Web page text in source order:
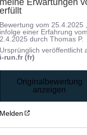
meine Erwartungen
erfüllt
Bewertung vom25.4.2025
infolge einer Erfahrung
2.4.2025 durchThomas P.
Ursprünglich veröffentlicht
i-run.fr (fr)
Originalbewertung
anzeigen
Melden